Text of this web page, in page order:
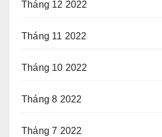
Tháng 12 2022
Tháng 11 2022
Tháng 10 2022
Tháng 8 2022
Tháng 7 2022